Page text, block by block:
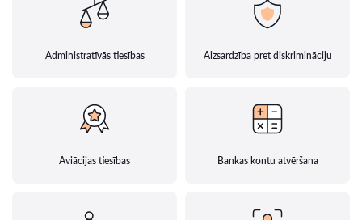
Administratīvās tiesības Aizsardzība pret diskrimināciju
Aviācijas tiesības Bankas kontu atvēršana